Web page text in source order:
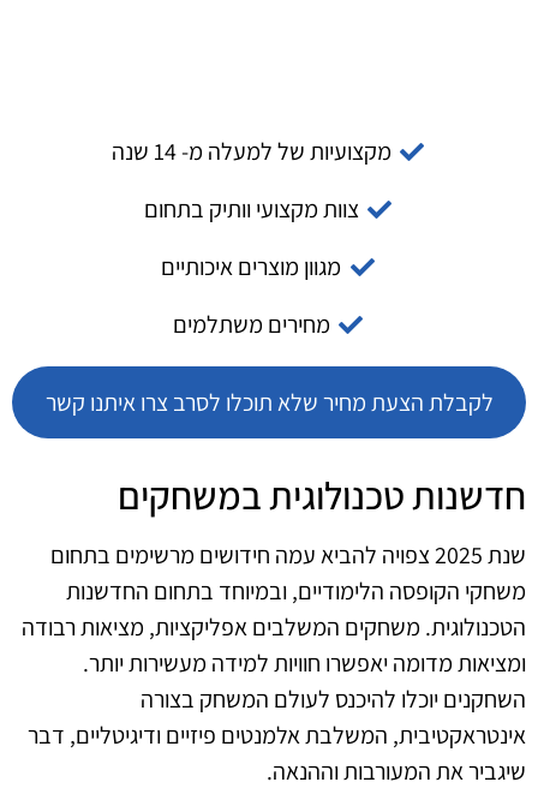
מקצועיות של למעלה מ- 14 שנה
צוות מקצועי וותיק בתחום
מגוון מוצרים איכותיים
מחירים משתלמים
לקבלת הצעת מחיר שלא תוכלו לסרב צרו איתנו קשר
חדשנות טכנולוגית במשחקים
שנת 2025 צפויה להביא עמה חידושים מרשימים בתחום
משחקי הקופסה הלימודיים, ובמיוחד בתחום החדשנות
הטכנולוגית. משחקים המשלבים אפליקציות, מציאות רבודה
ומציאות מדומה יאפשרו חוויות למידה מעשירות יותר.
השחקנים יוכלו להיכנס לעולם המשחק בצורה
אינטראקטיבית, המשלבת אלמנטים פיזיים ודיגיטליים, דבר
שיגביר את המעורבות וההנאה.